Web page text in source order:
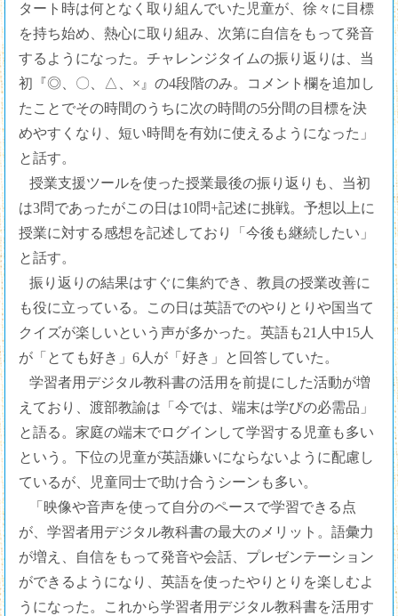
タート時は何となく取り組んでいた児童が、徐々に目標
を持ち始め、熱心に取り組み、次第に自信をもって発音
するようになった。チャレンジタイムの振り返りは、当
初『◎、〇、△、×』の4段階のみ。コメント欄を追加し
たことでその時間のうちに次の時間の5分間の目標を決
めやすくなり、短い時間を有効に使えるようになった」
と話す。
授業支援ツールを使った授業最後の振り返りも、当初
は3問であったがこの日は10問+記述に挑戦。予想以上に
授業に対する感想を記述しており「今後も継続したい」
と話す。
振り返りの結果はすぐに集約でき、教員の授業改善に
も役に立っている。この日は英語でのやりとりや国当て
クイズが楽しいという声が多かった。英語も21人中15人
が「とても好き」6人が「好き」と回答していた。
学習者用デジタル教科書の活用を前提にした活動が増
えており、渡部教諭は「今では、端末は学びの必需品」
と語る。家庭の端末でログインして学習する児童も多い
という。下位の児童が英語嫌いにならないように配慮し
ているが、児童同士で助け合うシーンも多い。
「映像や音声を使って自分のペースで学習できる点
が、学習者用デジタル教科書の最大のメリット。語彙力
が増え、自信をもって発音や会話、プレゼンテーション
ができるようになり、英語を使ったやりとりを楽しむよ
うになった。これから学習者用デジタル教科書を活用す